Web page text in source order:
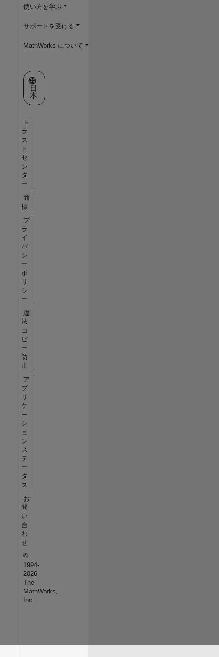
使い方を学ぶ
サポートを受ける
MathWorks について
Web サイトの選択
日
本
ト
ラ
ス
ト
セ
ン
タ
ー
商
標
プ
ラ
イ
バ
シ
ー
ポ
リ
シ
ー
違
法
コ
ピ
ー
防
止
ア
プ
リ
ケ
ー
シ
ョ
ン
ス
テ
ー
タ
ス
お
問
い
合
わ
せ
©
1994-
2026
The
MathWorks,
Inc.